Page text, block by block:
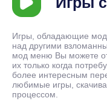
Игры, обладающие
над другими
мод меню Вы можете
их только когда
более интересным
любимые игры,
процессом.